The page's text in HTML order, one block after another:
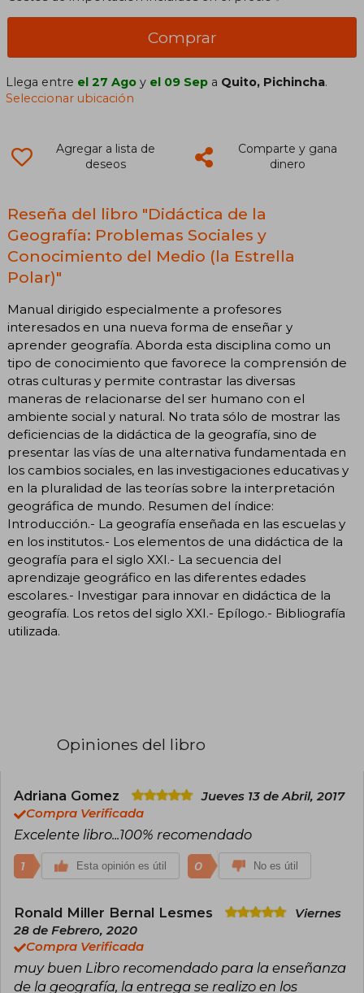
Comprar
Llega entre el 27 Ago y el 09 Sep a Quito, Pichincha.
Seleccionar ubicación
Agregar a lista de
deseos
Comparte y gana
dinero
Reseña del libro "Didáctica de la
Geografía: Problemas Sociales y
Conocimiento del Medio (la Estrella
Polar)"
Manual dirigido especialmente a profesores
interesados en una nueva forma de enseñar y
aprender geografía. Aborda esta disciplina como un
tipo de conocimiento que favorece la comprensión de
otras culturas y permite contrastar las diversas
maneras de relacionarse del ser humano con el
ambiente social y natural. No trata sólo de mostrar las
deficiencias de la didáctica de la geografía, sino de
presentar las vías de una alternativa fundamentada en
los cambios sociales, en las investigaciones educativas y
en la pluralidad de las teorías sobre la interpretación
geográfica de mundo. Resumen del índice:
Introducción.- La geografía enseñada en las escuelas y
en los institutos.- Los elementos de una didáctica de la
geografía para el siglo XXI.- La secuencia del
aprendizaje geográfico en las diferentes edades
escolares.- Investigar para innovar en didáctica de la
geografía. Los retos del siglo XXI.- Epílogo.- Bibliografía
utilizada.
Opiniones del libro
Adriana Gomez
Jueves 13 de Abril, 2017
Compra Verificada
Excelente libro...100% recomendado
1 Esta opinión es útil 0 No es útil
Ronald Miller Bernal Lesmes
Viernes
28 de Febrero, 2020
Compra Verificada
muy buen Libro recomendado para la enseñanza
de la geografía, la entrega se realizo en los